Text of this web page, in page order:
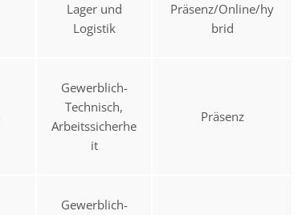
Lager und
Logistik
Präsenz/Online/hy
brid
Gewerblich-
Technisch,
Arbeitssicherhe
it
Präsenz
Gewerblich-